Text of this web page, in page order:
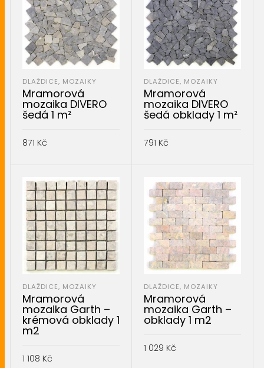
DLAŽDICE, MOZAIKY
Mramorová
mozaika DIVERO
šedá 1 m²
871 Kč
DLAŽDICE, MOZAIKY
Mramorová
mozaika DIVERO
šedá obklady 1 m²
791 Kč
DLAŽDICE, MOZAIKY
Mramorová
mozaika Garth –
krémová obklady 1
m2
1 108 Kč
DLAŽDICE, MOZAIKY
Mramorová
mozaika Garth –
obklady 1 m2
1 029 Kč